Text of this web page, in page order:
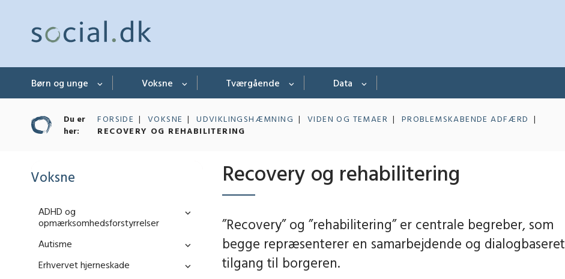
Børn og unge Voksne Tværgående Data
Du er
her:
FORSIDE VOKSNE UDVIKLINGSHÆMNING VIDEN OG TEMAER
PROBLEMSKABENDE ADFÆRD
RECOVERY OG REHABILITERING
Voksne
ADHD og
opmærksomhedsforstyrrelser
Autisme
Erhvervet hjerneskade
Recovery og rehabilitering
”Recovery” og ”rehabilitering” er centrale begreber, som
begge repræsenterer en samarbejdende og dialogbaseret
tilgang til borgeren.